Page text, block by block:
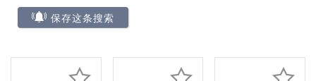
保存这条搜索